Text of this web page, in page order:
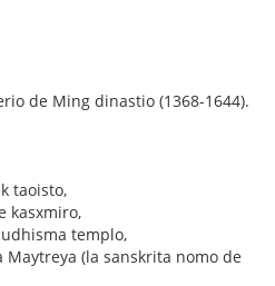
de Ming dinastio (1368-1644).
taoisto,
kasxmiro,
templo,
(la sanskrita nomo de